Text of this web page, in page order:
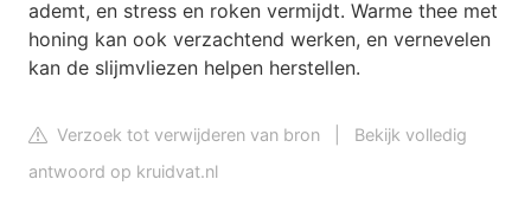
ademt, en stress en roken vermijdt. Warme thee met
honing kan ook verzachtend werken, en vernevelen
kan de slijmvliezen helpen herstellen.
Verzoek tot verwijderen van bron
Bekijk volledig
antwoord op kruidvat.nl